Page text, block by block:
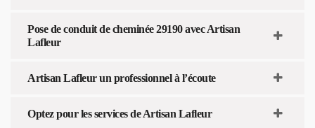
Pose de conduit de cheminée 29190 avec Artisan
Lafleur
Artisan Lafleur un professionnel à l’écoute
Optez pour les services de Artisan Lafleur